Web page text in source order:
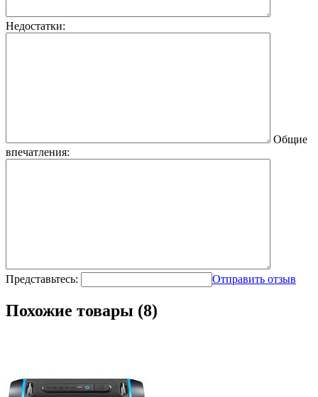
Недостатки:
Общие
впечатления:
Представьтесь: Отправить отзыв
Похожие товары (8)